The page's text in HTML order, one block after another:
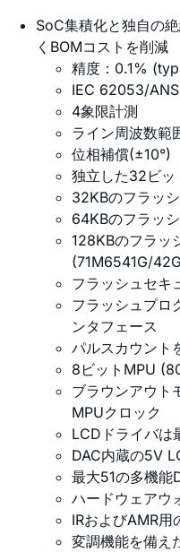
SoC集積化と独自の
くBOMコストを削減
精度：0.1%
IEC 62053/
4象限計測
ライン周波数範
位相補償(±10°)
独立した32ビッ
32KBのフラッ
64KBのフラッ
128KBのフラッ
(71M6541G/
フラッシュセキ
フラッシュプロ
ンタフェース
パルスカウント
8ビットMPU
ブラウンアウト
MPUクロック
LCDドライバは
DAC内蔵の5V
最大51の多機能
ハードウェアウ
IRおよびAMR用
変調機能を備え